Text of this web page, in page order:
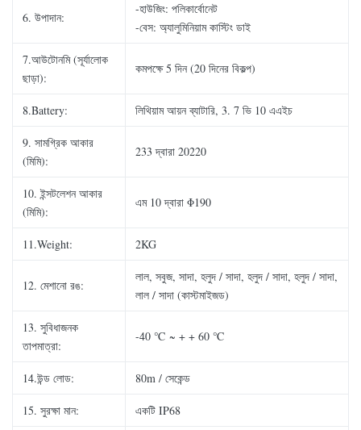
6. উপাদান:
-হাউজিং: পলিকার্বোনেট
-বেস: অ্যালুমিনিয়াম কাস্টিং ডাই
7.আউটোনমি (সূর্যালোক
ছাড়া):
কমপক্ষে 5 দিন (20 দিনের বিকল্প)
8.Battery: লিথিয়াম আয়ন ব্যাটারি, 3. 7 ভি 10 এএইচ
9. সামগ্রিক আকার
(মিমি):
233 দ্বারা 20220
10. ইন্সটলেশন আকার
(মিমি):
এম 10 দ্বারা Φ190
11.Weight: 2KG
12. মেশানো রঙ:
লাল, সবুজ, সাদা, হলুদ / সাদা, হলুদ / সাদা, হলুদ / সাদা,
লাল / সাদা (কাস্টমাইজড)
13. সুবিধাজনক
তাপমাত্রা:
-40 ℃ ~ + + 60 ℃
14.উন্ড লোড: 80m / সেকেন্ড
15. সুরক্ষা মান: একটি IP68